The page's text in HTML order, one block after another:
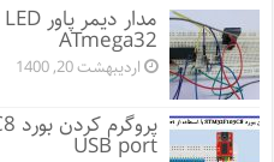
ATmega32
اردیبهشت 20, 1400
USB port